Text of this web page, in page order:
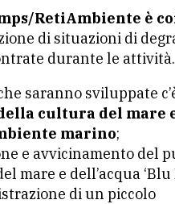
RetiAmbiente è
di situazioni di
durante le attività.
saranno sviluppate
cultura del mare
marino;
e avvicinamento del
mare e dell’acqua ‘Blu
di un piccolo